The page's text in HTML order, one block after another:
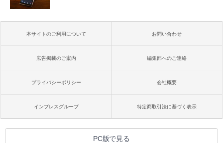
本サイトのご利用について お問い合わせ
広告掲載のご案内 編集部へのご連絡
プライバシーポリシー 会社概要
インプレスグループ 特定商取引法に基づく表示
PC版で見る